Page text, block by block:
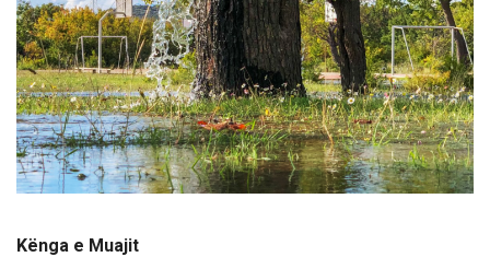
Kënga e Muajit